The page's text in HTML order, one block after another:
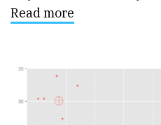
Read more
para